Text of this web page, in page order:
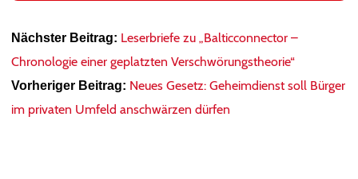
Nächster Beitrag: Leserbriefe zu „Balticconnector –
Chronologie einer geplatzten Verschwörungstheorie“
Vorheriger Beitrag: Neues Gesetz: Geheimdienst soll Bürger
im privaten Umfeld anschwärzen dürfen